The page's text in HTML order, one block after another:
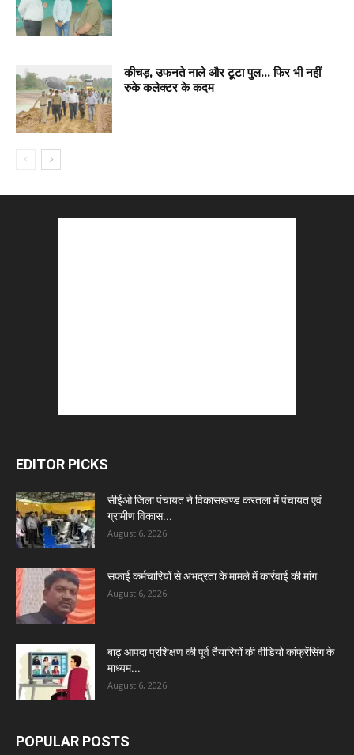
कीचड़, उफनते नाले और टूटा पुल… फिर भी नहीं
रुके कलेक्टर के कदम
EDITOR PICKS
सीईओ जिला पंचायत ने विकासखण्ड करतला में पंचायत एवं
ग्रामीण विकास...
August 6, 2026
सफाई कर्मचारियों से अभद्रता के मामले में कार्रवाई की मांग
August 6, 2026
बाढ़ आपदा प्रशिक्षण की पूर्व तैयारियों की वीडियो कांफ्रेंसिंग के
माध्यम...
August 6, 2026
POPULAR POSTS